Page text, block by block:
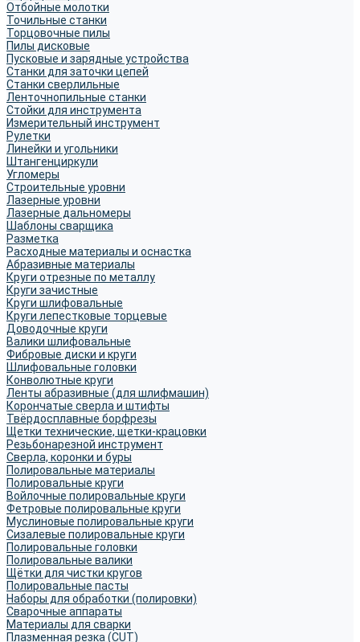
Отбойные молотки
Точильные станки
Торцовочные пилы
Пилы дисковые
Пусковые и зарядные устройства
Станки для заточки цепей
Станки сверлильные
Ленточнопильные станки
Стойки для инструмента
Измерительный инструмент
Рулетки
Линейки и угольники
Штангенциркули
Угломеры
Строительные уровни
Лазерные уровни
Лазерные дальномеры
Шаблоны сварщика
Разметка
Расходные материалы и оснастка
Абразивные материалы
Круги отрезные по металлу
Круги зачистные
Круги шлифовальные
Круги лепестковые торцевые
Доводочные круги
Валики шлифовальные
Фибровые диски и круги
Шлифовальные головки
Конволютные круги
Ленты абразивные (для шлифмашин)
Корончатые сверла и штифты
Твёрдосплавные борфрезы
Щетки технические, щетки-крацовки
Резьбонарезной инструмент
Сверла, коронки и буры
Полировальные материалы
Полировальные круги
Войлочные полировальные круги
Фетровые полировальные круги
Муслиновые полировальные круги
Cизалевые полировальные круги
Полировальные головки
Полировальные валики
Щётки для чистки кругов
Полировальные пасты
Наборы для обработки (полировки)
Сварочные аппараты
Материалы для сварки
Плазменная резка (CUT)